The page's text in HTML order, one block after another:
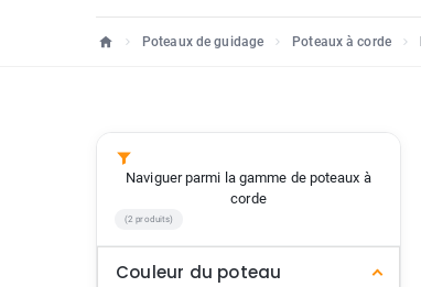
Accueil
Poteaux de guidage Poteaux à corde
Naviguer parmi la gamme de poteaux à
corde
(2 produits)
Couleur du poteau